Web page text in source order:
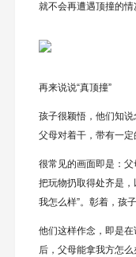
就不会再遭遇顶撞的情
再来说说“真顶撞”
孩子很颖悟，他们知说
父母对着干，带有一定
很常见的画面即是：
把玩物扔取得处齐是
我怎么样”。彰着，孩
他们这样作念，即是
后，父母能拿我方怎